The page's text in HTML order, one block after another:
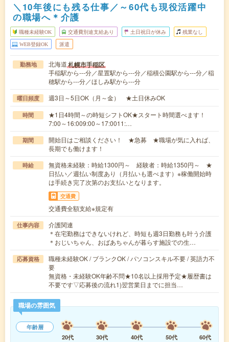
＼10年後にも残る仕事／～60代も現役活躍中
の職場へ＊介護
職種未経験OK 交通費別途支給あり 土日祝日が休み 残業なし
WEB登録OK 派遣
勤務地 北海道札幌市手稲区
手稲駅から---分／星置駅から---分／稲積公園駅から---分／稲
穂駅から---分／ほしみ駅から---分
曜日頻度 週3日～5日OK（月～金） ★土日休みOK
時間
★1日4時間～の時短シフトOK★スタート時間選べます！
7:00～16:009:00～17:0011:…
期間
開始日はご相談ください！ ★急募 ★職場が気に入れば、
長期でも働けます！
時給
無資格未経験：時給1300円～ 経験者：時給1350円～ ★
日払い／週払い制度あり（月払いも選べます）※稼働開始時
は手続き完了次第のお支払いとなります。
交通費
交通費全額支給※規定有
仕事内容
介護関連
＊在宅勤務はできないけれど、時短も週3日勤務も叶う介護
＊おじいちゃん、おばあちゃんが暮らす施設での生…
応募資格
職種未経験OK / ブランクOK / パソコンスキル不要 / 英語力不
要
無資格・未経験OK年齢不問★10名以上採用予定★履歴書は
不要です▽応募後の流れ1)翌営業日までに担当…
職場の雰囲気
年齢層
20代
30代 40代 50代
60代